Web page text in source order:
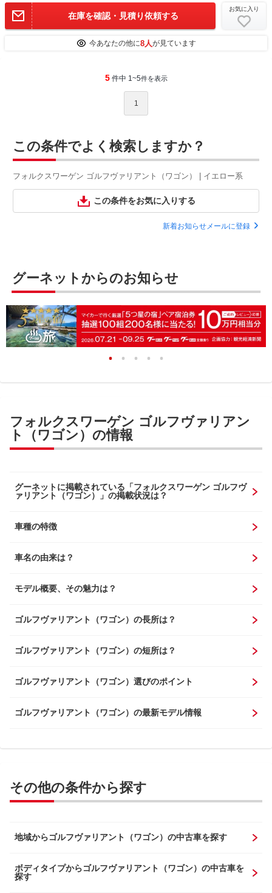
在庫を確認・見積り依頼する
お気に入り
今あなたの他に8人が見ています
5 件中 1~5件を表示
1
この条件でよく検索しますか？
フォルクスワーゲン ゴルフヴァリアント（ワゴン） | イエロー系
この条件をお気に入りする
新着お知らせメールに登録
グーネットからのお知らせ
フォルクスワーゲン ゴルフヴァリアン
ト（ワゴン）の情報
グーネットに掲載されている「フォルクスワーゲン ゴルフヴ
ァリアント（ワゴン）」の掲載状況は？
車種の特徴
車名の由来は？
モデル概要、その魅力は？
ゴルフヴァリアント（ワゴン）の長所は？
ゴルフヴァリアント（ワゴン）の短所は？
ゴルフヴァリアント（ワゴン）選びのポイント
ゴルフヴァリアント（ワゴン）の最新モデル情報
その他の条件から探す
地域からゴルフヴァリアント（ワゴン）の中古車を探す
ボディタイプからゴルフヴァリアント（ワゴン）の中古車を
探す